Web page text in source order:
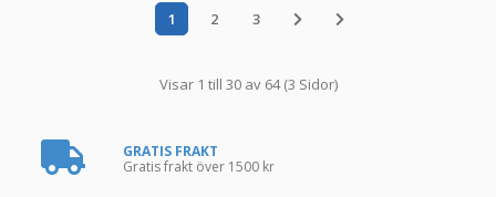
1 2 3
Visar 1 till 30 av 64 (3 Sidor)
GRATIS FRAKT
Gratis frakt över 1500 kr